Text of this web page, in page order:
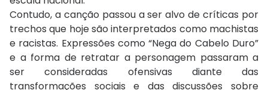
Contudo, a canção passou a ser alvo de críticas por
trechos que hoje são interpretados como machistas
e racistas. Expressões como “Nega do Cabelo Duro”
e a forma de retratar a personagem passaram a
ser consideradas ofensivas diante das
transformações sociais e das discussões sobre